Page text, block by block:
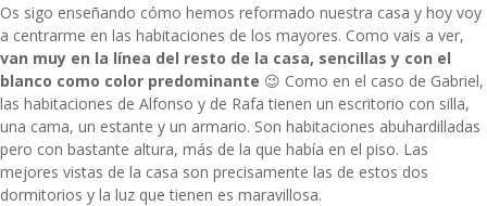
Os sigo enseñando cómo hemos reformado nuestra casa y hoy voy
a centrarme en las habitaciones de los mayores. Como vais a ver,
van muy en la línea del resto de la casa, sencillas y con el
blanco como color predominante 😉 Como en el caso de Gabriel,
las habitaciones de Alfonso y de Rafa tienen un escritorio con silla,
una cama, un estante y un armario. Son habitaciones abuhardilladas
pero con bastante altura, más de la que había en el piso. Las
mejores vistas de la casa son precisamente las de estos dos
dormitorios y la luz que tienen es maravillosa.